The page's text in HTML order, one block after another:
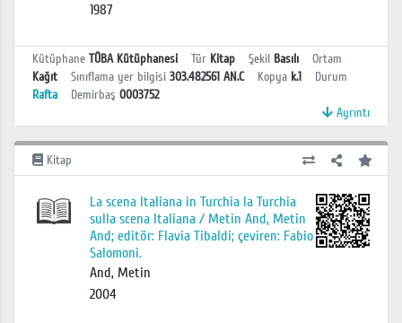
1987
Kütüphane TÜBA Kütüphanesi Tür Kitap Şekil Basılı
Ortam
Kağıt
Sınıflama yer bilgisi 303.482561 AN.C Kopya k.1
Durum
Rafta
Demirbaş 0003752
Ayrıntı
Kitap
La scena Italiana in Turchia la Turchia
sulla scena Italiana / Metin And, Metin
And; editör: Flavia Tibaldi; çeviren: Fabio
Salomoni.
And, Metin
2004